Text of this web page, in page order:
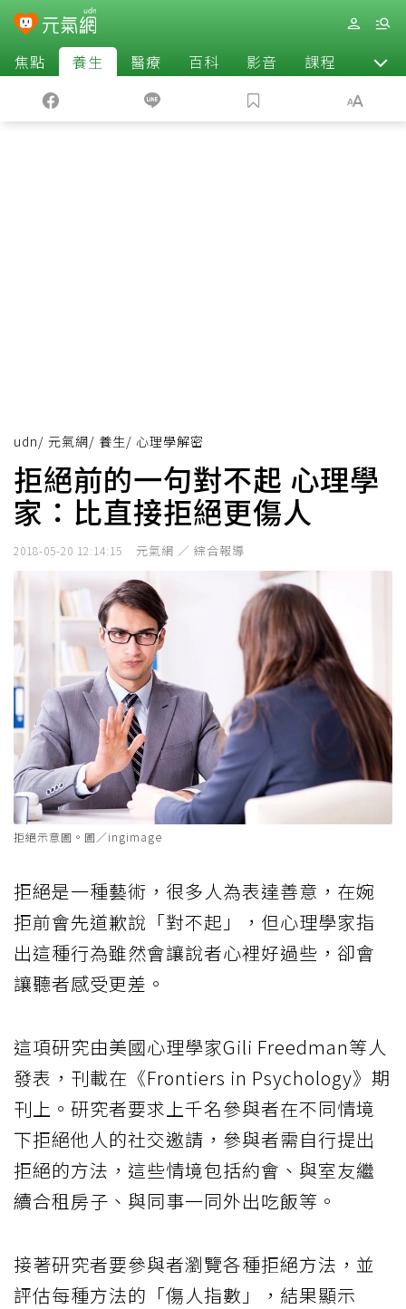
焦點 養生 醫療 百科 影音 課程 退休
udn/ 元氣網/ 養生/ 心理學解密
拒絕前的一句對不起 心理學
家：比直接拒絕更傷人
2018-05-20 12:14:15 元氣網 ／ 綜合報導
拒絕示意圖。圖／ingimage
拒絕是一種藝術，很多人為表達善意，在婉
拒前會先道歉說「對不起」，但心理學家指
出這種行為雖然會讓說者心裡好過些，卻會
讓聽者感受更差。
這項研究由美國心理學家Gili Freedman等人
發表，刊載在《Frontiers in Psychology》期
刊上。研究者要求上千名參與者在不同情境
下拒絕他人的社交邀請，參與者需自行提出
拒絕的方法，這些情境包括約會、與室友繼
續合租房子、與同事一同外出吃飯等。
接著研究者要參與者瀏覽各種拒絕方法，並
評估每種方法的「傷人指數」，結果顯示